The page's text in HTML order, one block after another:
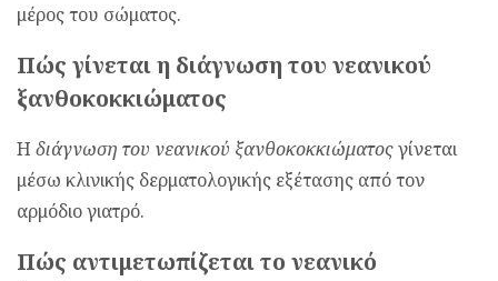
μέρος του σώματος.
Πώς γίνεται η διάγνωση του νεανικού
ξανθοκοκκιώματος
Η διάγνωση του νεανικού ξανθοκοκκιώματοςγίνεται
μέσω κλινικής δερματολογικής εξέτασης από τον
αρμόδιο γιατρό.
Πώς αντιμετωπίζεται το νεανικό